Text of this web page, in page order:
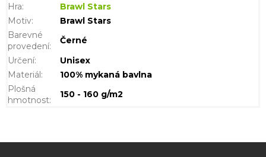
Hra:
Brawl Stars
Motiv:
Brawl Stars
Barevné
provedení:
Černé
Určení:
Unisex
Materiál :
100% mykaná bavlna
Plošná
hmotnost:
150 - 160 g/m2